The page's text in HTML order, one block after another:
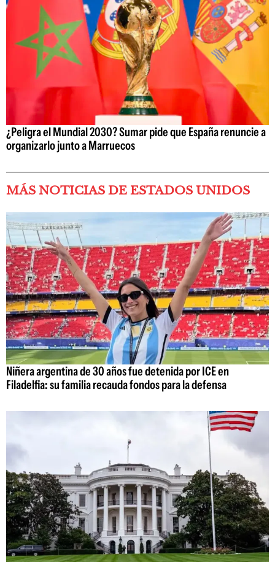
¿Peligra el Mundial 2030? Sumar pide que España renuncie a
organizarlo junto a Marruecos
MÁS NOTICIAS DE ESTADOS UNIDOS
Niñera argentina de 30 años fue detenida por ICE en
Filadelfia: su familia recauda fondos para la defensa